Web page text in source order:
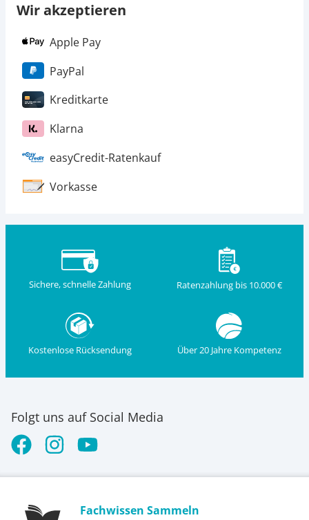
Wir akzeptieren
Apple Pay
PayPal
Kreditkarte
Klarna
easyCredit-Ratenkauf
Vorkasse
Sichere, schnelle Zahlung Ratenzahlung bis 10.000 €
Kostenlose Rücksendung Über 20 Jahre Kompetenz
Folgt uns auf Social Media
Fachwissen Sammeln